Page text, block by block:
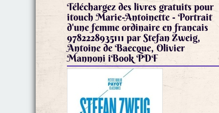
Téléchargez des livres gratuits pour
itouch Marie-Antoinette - Portrait
d'une femme ordinaire en francais
9782228935111 par Stefan Zweig,
Antoine de Baecque, Olivier
Mannoni iBook PDF